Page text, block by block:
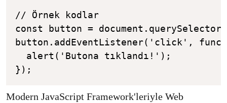
// Örnek kodlar
const button =
button.addEventListener('click',
  alert('Butona tıklandı!');
Modern JavaScript Framework'leriyle Web